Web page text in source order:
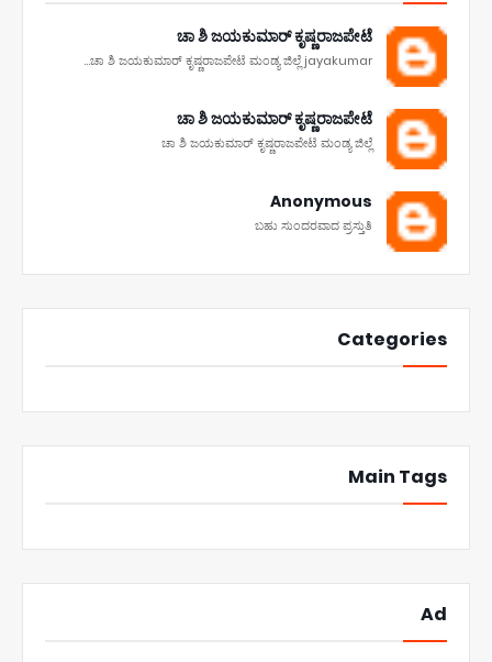
ಚಾ ಶಿ ಜಯಕುಮಾರ್ ಕೃಷ್ಣರಾಜಪೇಟೆ
ಚಾ ಶಿ ಜಯಕುಮಾರ್ ಕೃಷ್ಣರಾಜಪೇಟೆ ಮಂಡ್ಯ ಜಿಲ್ಲೆ jayakumar...
ಚಾ ಶಿ ಜಯಕುಮಾರ್ ಕೃಷ್ಣರಾಜಪೇಟೆ
ಚಾ ಶಿ ಜಯಕುಮಾರ್ ಕೃಷ್ಣರಾಜಪೇಟೆ ಮಂಡ್ಯ ಜಿಲ್ಲೆ
Anonymous
ಬಹು ಸುಂದರವಾದ ಪ್ರಸ್ತುತಿ
Categories
Main Tags
Ad